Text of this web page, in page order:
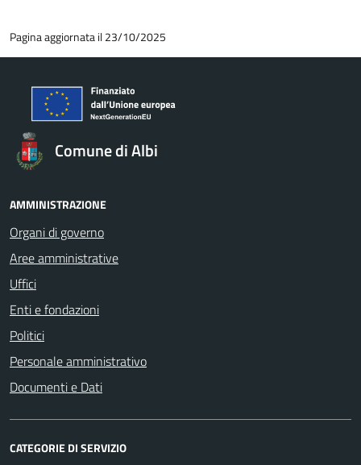
Pagina aggiornata il 23/10/2025
Comune di Albi
AMMINISTRAZIONE
Organi di governo
Aree amministrative
Uffici
Enti e fondazioni
Politici
Personale amministrativo
Documenti e Dati
CATEGORIE DI SERVIZIO